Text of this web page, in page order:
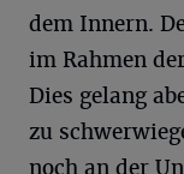
dem Innern.
im Rahmen
Dies gelang
zu
noch an der